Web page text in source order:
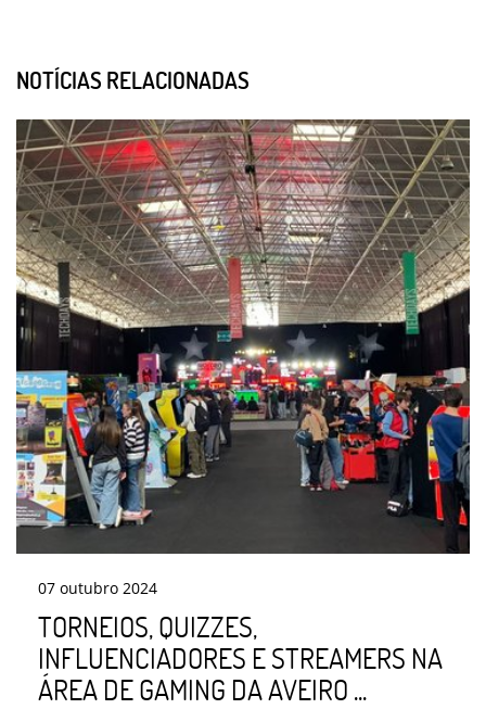
NOTÍCIAS RELACIONADAS
07 outubro 2024
TORNEIOS, QUIZZES,
INFLUENCIADORES E STREAMERS NA
ÁREA DE GAMING DA AVEIRO ...